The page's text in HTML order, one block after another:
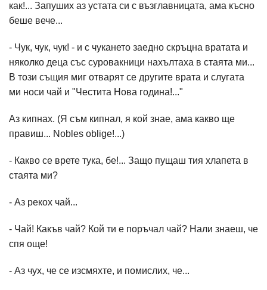
как!... Запуших аз устата си с възглавницата, ама късно
беше вече...
- Чук, чук, чук! - и с чукането заедно скръцна вратата и
няколко деца със суровакници нахълтаха в стаята ми...
В този същия миг отварят се другите врата и слугата
ми носи чай и "Честита Нова година!..."
Аз кипнах. (Я съм кипнал, я кой знае, ама какво ще
правиш... Nobles oblige!...)
- Какво се врете тука, бе!... Защо пущаш тия хлапета в
стаята ми?
- Аз рекох чай...
- Чай! Какъв чай? Кой ти е поръчал чай? Нали знаеш, че
спя още!
- Аз чух, че се изсмяхте, и помислих, че...